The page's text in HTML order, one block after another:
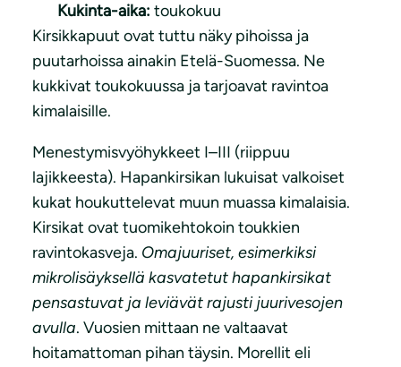
Kukinta-aika: toukokuu
Kirsikkapuut ovat tuttu näky pihoissa ja
puutarhoissa ainakin Etelä-Suomessa. Ne
kukkivat toukokuussa ja tarjoavat ravintoa
kimalaisille.
Menestymisvyöhykkeet I–III (riippuu
lajikkeesta). Hapankirsikan lukuisat valkoiset
kukat houkuttelevat muun muassa kimalaisia.
Kirsikat ovat tuomikehtokoin toukkien
ravintokasveja. Omajuuriset, esimerkiksi
mikrolisäyksellä kasvatetut hapankirsikat
pensastuvat ja leviävät rajusti juurivesojen
avulla. Vuosien mittaan ne valtaavat
hoitamattoman pihan täysin. Morellit eli